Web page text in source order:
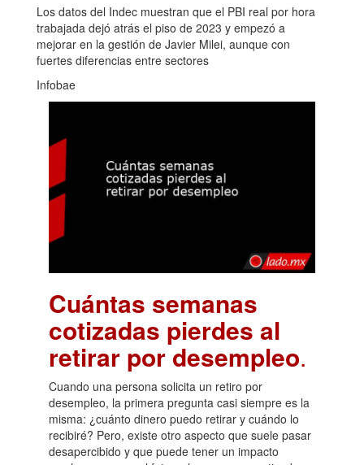
Los datos del Indec muestran que el PBI real por hora
trabajada dejó atrás el piso de 2023 y empezó a
mejorar en la gestión de Javier Milei, aunque con
fuertes diferencias entre sectores
Infobae
Cuántas semanas
cotizadas pierdes al
retirar por desempleo.
Cuando una persona solicita un retiro por
desempleo, la primera pregunta casi siempre es la
misma: ¿cuánto dinero puedo retirar y cuándo lo
recibiré? Pero, existe otro aspecto que suele pasar
desapercibido y que puede tener un impacto